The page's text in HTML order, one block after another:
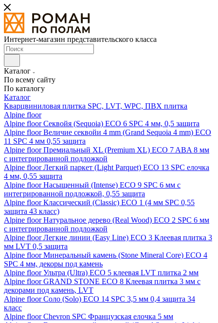
Интернет-магазин представительского класса
Каталог
По всему сайту
По каталогу
Каталог
Кварцвиниловая плитка SPC, LVT, WPC, ПВХ плитка
Alpine floor
Alpine floor Секвойя (Sequoia) ECO 6 SPC 4 мм, 0,5 защита
Alpine floor Величие секвойи 4 mm (Grand Sequoia 4 mm) ECO
11 SPC 4 мм 0,55 защита
Alpine floor Премиальный XL (Premium XL) ECO 7 ABA 8 мм
с интегрированной подложкой
Alpine floor Легкий паркет (Light Parquet) ECO 13 SPC елочка
4 мм, 0,55 защита
Alpine floor Насыщенный (Intense) ECO 9 SPC 6 мм с
интегрированной подложкой, 0,55 защита
Alpine floor Классический (Classic) ECO 1 (4 мм SPC 0,55
защита 43 класс)
Alpine floor Натуральное дерево (Real Wood) ECO 2 SPC 6 мм
с интегрированной подложкой
Alpine floor Легкие линии (Easy Line) ECO 3 Клеевая плитка 3
мм LVT 0,5 защита
Alpine floor Минеральный камень (Stone Mineral Core) ECO 4
SPC 4 мм, декоры под камень
Alpine floor Ультра (Ultra) ECO 5 клеевая LVT плитка 2 мм
Alpine floor GRAND STONE ECO 8 Клеевая плитка 3 мм с
декорами под камень, LVT
Alpine floor Соло (Solo) ECO 14 SPC 3,5 мм 0,4 защита 34
класс
Alpine floor Chevron SPC Французская елочка 5 мм